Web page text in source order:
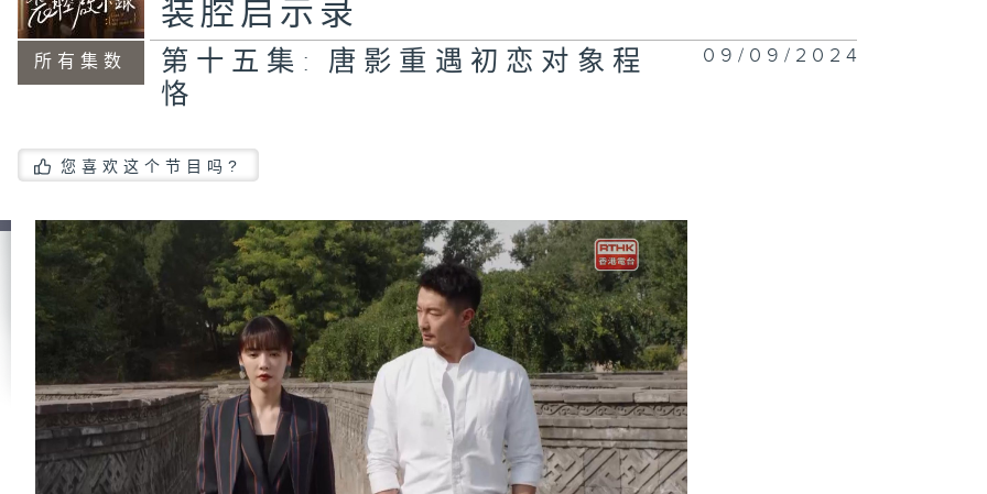
所有集数
装腔启示录
第十五集: 唐影重遇初恋对象程
恪
09/09/2024
您喜欢这个节目吗?